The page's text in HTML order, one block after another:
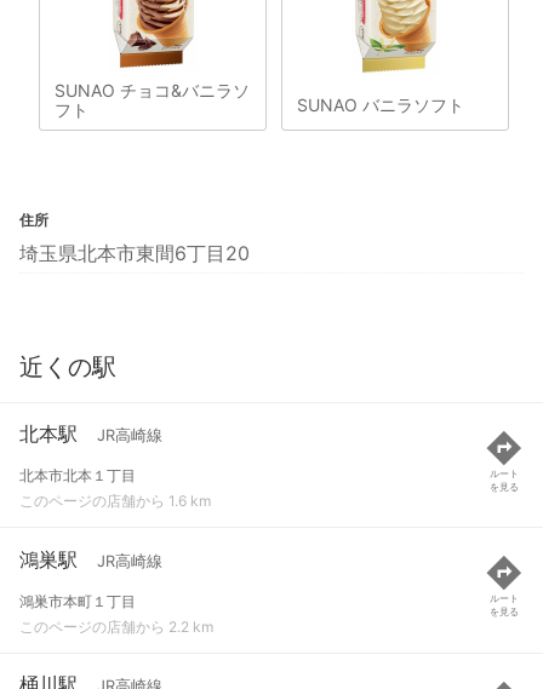
SUNAO チョコ&バニラソ
フト
SUNAO バニラソフト
住所
埼玉県北本市東間6丁目20
近くの駅
北本駅 JR高崎線
北本市北本１丁目
このページの店舗から 1.6 km
ルート
を見る
鴻巣駅 JR高崎線
鴻巣市本町１丁目
このページの店舗から 2.2 km
ルート
を見る
桶川駅